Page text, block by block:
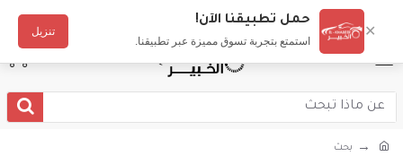
✕
حمل تطبيقنا الآن!
استمتع بتجربة تسوق مميزة عبر تطبيقنا.
تنزيل
دخول تسجيل عربي
بحث